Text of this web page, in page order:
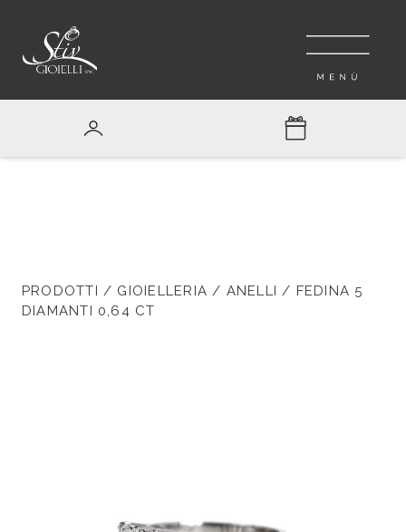
PRODOTTI / GIOIELLERIA / ANELLI / FEDINA 5
DIAMANTI 0,64 CT